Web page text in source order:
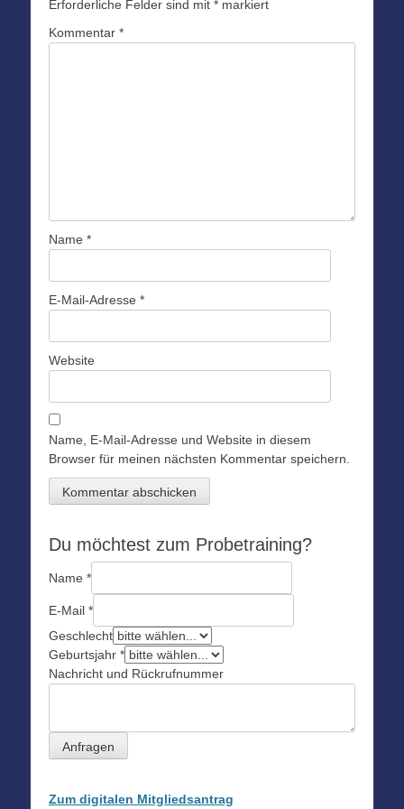
Erforderliche Felder sind mit * markiert
Kommentar *
Name *
E-Mail-Adresse *
Website
Name, E-Mail-Adresse und Website in diesem
Browser für meinen nächsten Kommentar speichern.
Du möchtest zum Probetraining?
Name *
E-Mail *
Geschlecht
Geburtsjahr *
Nachricht und Rückrufnummer
Anfragen
Zum digitalen Mitgliedsantrag